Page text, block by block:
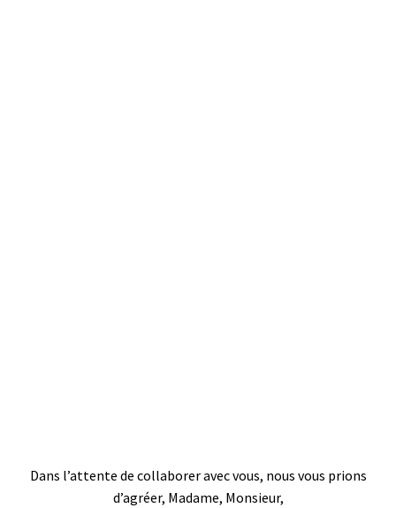
Dans l’attente de collaborer avec vous, nous vous prions
d’agréer, Madame, Monsieur,